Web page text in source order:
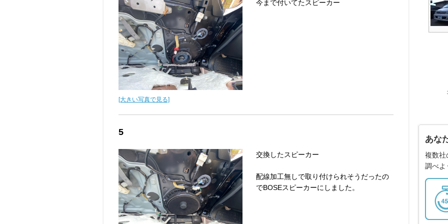
[大きい写真で見る]
今まで付いてたスピーカー
5
交換したスピーカー
配線加工無しで取り付けられそうだったの
でBOSEスピーカーにしました。
あな
複数社
調べよ